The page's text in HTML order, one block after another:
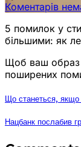
Коментарів
5 помилок у
більшими: як
Щоб ваш образ
поширених
Що станеться, якщо
Нацбанк послабив